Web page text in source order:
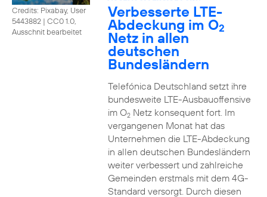
Credits: Pixabay, User
5443882 | CC0 1.0,
Ausschnit bearbeitet
Verbesserte LTE-
Abdeckung im O2
Netz in allen
deutschen
Bundesländern
Telefónica Deutschland setzt ihre
bundesweite LTE-Ausbauoffensive
im O2Netz konsequent fort. Im
vergangenen Monat hat das
Unternehmen die LTE-Abdeckung
in allen deutschen Bundesländern
weiter verbessert und zahlreiche
Gemeinden erstmals mit dem 4G-
Standard versorgt. Durch diesen